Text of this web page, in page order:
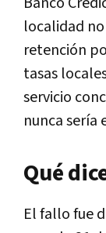
localidad
retención
tasas
servicio
nunca sería
Qué
El fallo fue